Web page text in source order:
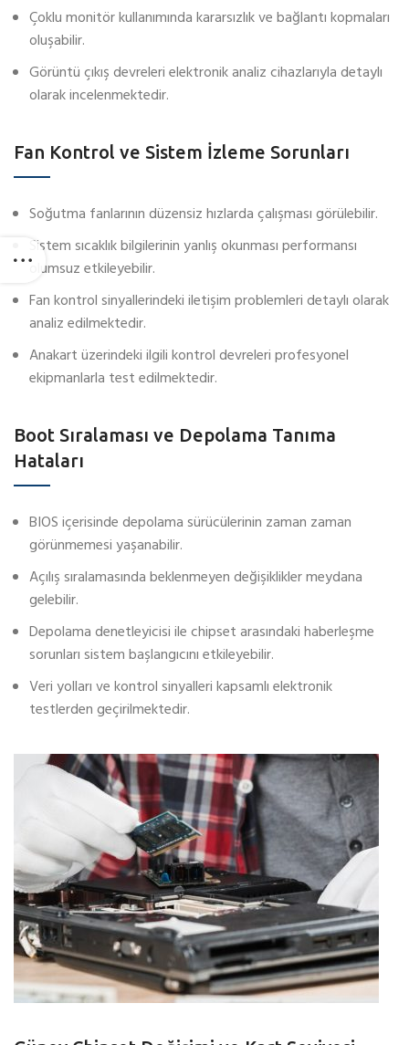
Çoklu monitör kullanımında kararsızlık ve bağlantı kopmaları
oluşabilir.
Görüntü çıkış devreleri elektronik analiz cihazlarıyla detaylı
olarak incelenmektedir.
Fan Kontrol ve Sistem İzleme Sorunları
Soğutma fanlarının düzensiz hızlarda çalışması görülebilir.
Sistem sıcaklık bilgilerinin yanlış okunması performansı
olumsuz etkileyebilir.
Fan kontrol sinyallerindeki iletişim problemleri detaylı olarak
analiz edilmektedir.
Anakart üzerindeki ilgili kontrol devreleri profesyonel
ekipmanlarla test edilmektedir.
Boot Sıralaması ve Depolama Tanıma
Hataları
BIOS içerisinde depolama sürücülerinin zaman zaman
görünmemesi yaşanabilir.
Açılış sıralamasında beklenmeyen değişiklikler meydana
gelebilir.
Depolama denetleyicisi ile chipset arasındaki haberleşme
sorunları sistem başlangıcını etkileyebilir.
Veri yolları ve kontrol sinyalleri kapsamlı elektronik
testlerden geçirilmektedir.